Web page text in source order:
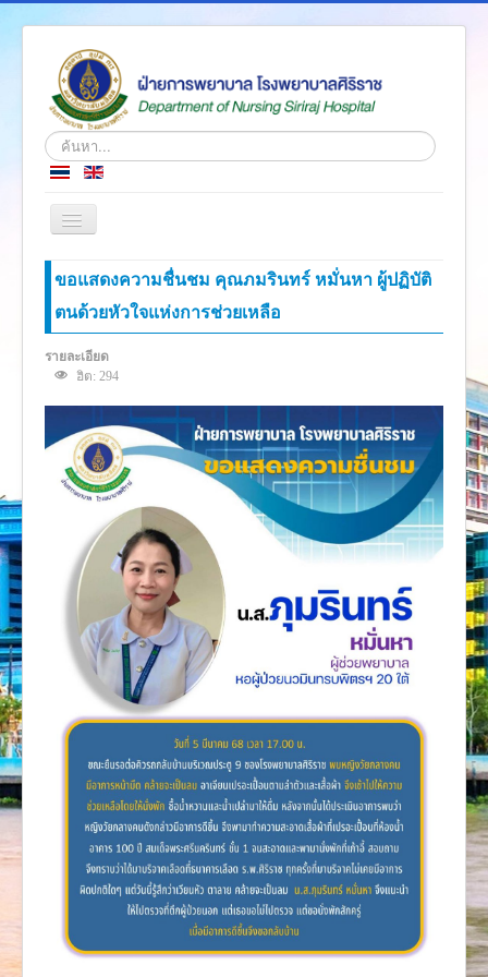
ค้นหา...
สลับ
เก
ชั่น
หน้าแรก
ข่าว
เกี่ยวกับเรา
โครงสร้างองค์กร
ความรู้สู่ประชาชน
ตำราวิชาการ
งานวิจัย
คู่มือการพยาบาล
งานวิเคราะห์/สังเคราะห์
เอกสารประกอบการสอน
นวัตกรรม
Download
Link Intranet
คำถาม/ร้องเรียน
ขอแสดงความชื่นชม คุณภมรินทร์ หมั่นหา ผู้ปฏิบัติ
ตนด้วยหัวใจแห่งการช่วยเหลือ
รายละเอียด
ฮิต: 294